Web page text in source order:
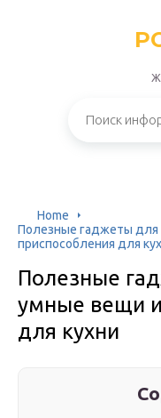
Home
Полезные гаджеты
приспособления для
Полезные
умные вещи
для кухни